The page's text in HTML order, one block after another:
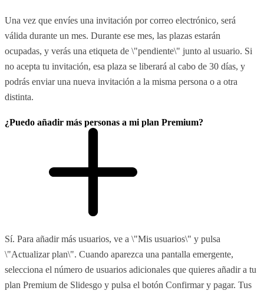
Una vez que envíes una invitación por correo electrónico, será
válida durante un mes. Durante ese mes, las plazas estarán
ocupadas, y verás una etiqueta de \"pendiente\" junto al usuario. Si
no acepta tu invitación, esa plaza se liberará al cabo de 30 días, y
podrás enviar una nueva invitación a la misma persona o a otra
distinta.
¿Puedo añadir más personas a mi plan Premium?
Sí. Para añadir más usuarios, ve a \"Mis usuarios\" y pulsa
\"Actualizar plan\". Cuando aparezca una pantalla emergente,
selecciona el número de usuarios adicionales que quieres añadir a tu
plan Premium de Slidesgo y pulsa el botón Confirmar y pagar. Tus